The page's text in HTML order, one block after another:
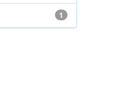
1